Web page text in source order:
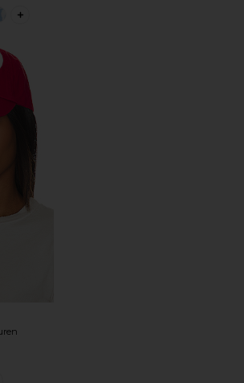
PLUS ICON TO SEE MORE OPTIONS FOR
ШЛЯПА